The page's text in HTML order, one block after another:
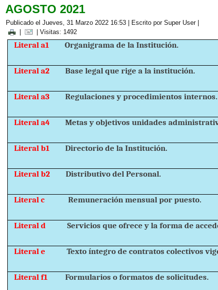
AGOSTO 2021
Publicado el Jueves, 31 Marzo 2022 16:53 Escrito por Super User|
| Visitas: 1492
Literal a1 Organigrama de la Institución.
Literal a2 Base legal que rige a la institución.
Literal a3 Regulaciones y procedimientos internos.
Literal a4 Metas y objetivos unidades
Literal b1 Directorio de la Institución.
Literal b2 Distributivo del Personal.
Literal c Remuneración mensual por puesto.
Literal d Servicios que ofrece y la forma de
Literal e Texto íntegro de contratos colectivos
Literal f1 Formularios o formatos de solicitudes.